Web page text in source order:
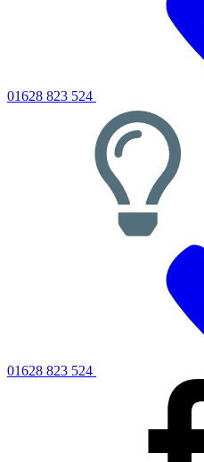
01628 823 524
01628 823 524